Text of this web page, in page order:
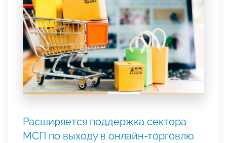
Расширяется поддержка сектора
МСП по выходу в онлайн-торговлю